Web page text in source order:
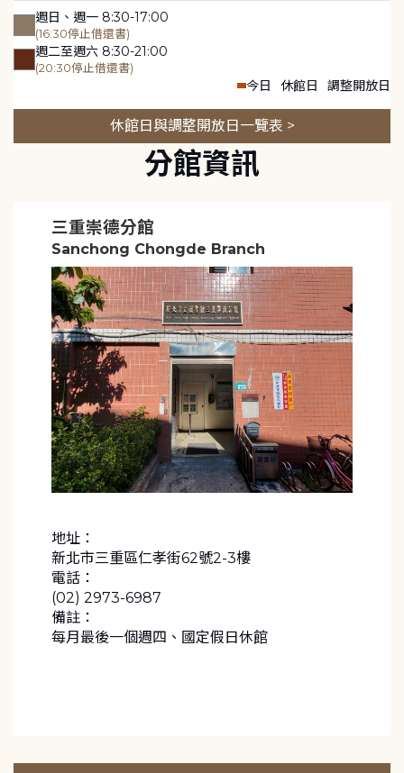
週日、週一 8:30-17:00
(16:30停止借還書)
週二至週六 8:30-21:00
(20:30停止借還書)
今日 休館日 調整開放日
休館日與調整開放日一覽表 >
分館資訊
三重崇德分館
Sanchong Chongde Branch
地址：
新北市三重區仁孝街62號2-3樓
電話：
(02) 2973-6987
備註：
每月最後一個週四、國定假日休館